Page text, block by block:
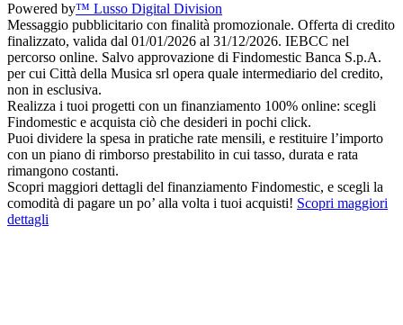
Powered by™ Lusso Digital Division
Messaggio pubblicitario con finalità promozionale. Offerta di credito
finalizzato, valida dal 01/01/2026 al 31/12/2026. IEBCC nel
percorso online. Salvo approvazione di Findomestic Banca S.p.A.
per cui Città della Musica srl opera quale intermediario del credito,
non in esclusiva.
Realizza i tuoi progetti con un finanziamento 100% online: scegli
Findomestic e acquista ciò che desideri in pochi click.
Puoi dividere la spesa in pratiche rate mensili, e restituire l’importo
con un piano di rimborso prestabilito in cui tasso, durata e rata
rimangono costanti.
Scopri maggiori dettagli del finanziamento Findomestic, e scegli la
comodità di pagare un po’ alla volta i tuoi acquisti! Scopri maggiori
dettagli